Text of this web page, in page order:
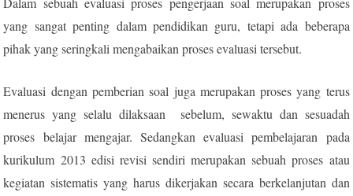
yang sangat penting dalam pendidikan guru, tetapi ada beberapa
pihak yang seringkali mengabaikan proses evaluasi tersebut.
Evaluasi dengan pemberian soal juga merupakan proses yang terus
menerus yang selalu dilaksaan sebelum, sewaktu dan sesuadah
proses belajar mengajar. Sedangkan evaluasi pembelajaran pada
kurikulum 2013 edisi revisi sendiri merupakan sebuah proses atau
kegiatan sistematis yang harus dikerjakan secara berkelanjutan dan